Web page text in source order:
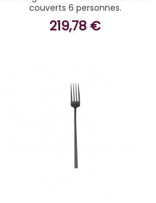
couverts 6 personnes.
219,78 €
BUY